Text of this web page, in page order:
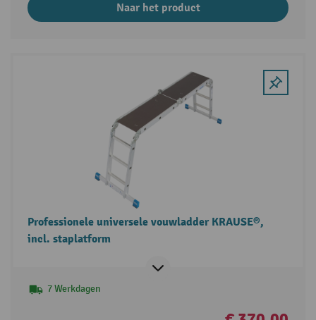
Naar het product
Professionele universele vouwladder KRAUSE®,
incl. staplatform
7 Werkdagen